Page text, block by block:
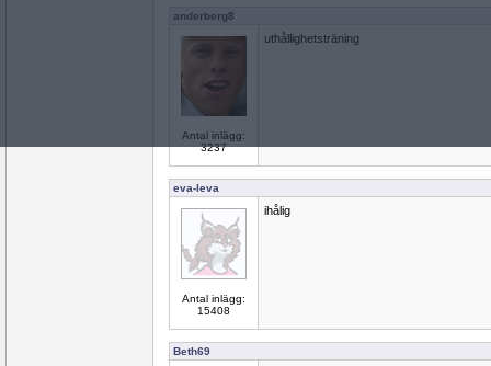
anderberg8
Antal inlägg:
3237
uthållighetsträning
eva-leva
Antal inlägg:
15408
ihålig
Beth69